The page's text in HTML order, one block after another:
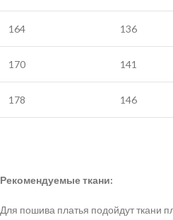
164 136
170 141
178 146
Рекомендуемые ткани:
Для пошива платья подойдут ткани